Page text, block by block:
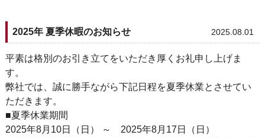
2025年 夏季休暇のお知らせ 2025.08.01
平素は格別のお引き立てをいただき厚くお礼申し上げま
す。
弊社では、誠に勝手ながら下記日程を夏季休業とさせてい
ただきます。
■夏季休業期間
2025年8月10日（日） ～ 2025年8月17日（日）